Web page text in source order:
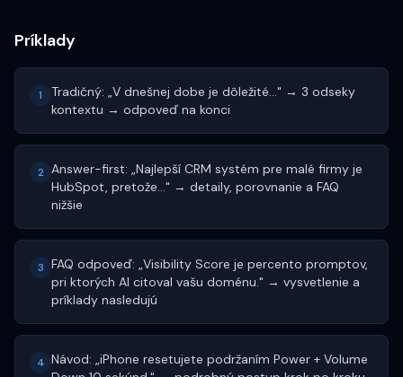
Príklady
1
Tradičný: „V dnešnej dobe je dôležité..." → 3 odseky
kontextu → odpoveď na konci
2 Answer-first: „Najlepší CRM systém pre malé firmy je
HubSpot, pretože..." → detaily, porovnanie a FAQ
nižšie
3 FAQ odpoveď: „Visibility Score je percento promptov,
pri ktorých AI citoval vašu doménu." → vysvetlenie a
príklady nasledujú
4 Návod: „iPhone resetujete podržaním Power + Volume